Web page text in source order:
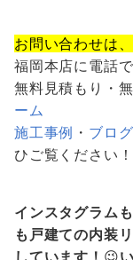
お問い合わせは
福岡本店に電話で
無料見積もり・
ーム
施工事例 ・ ブログ
ひご覧ください！
インスタグラム
も戸建ての内装